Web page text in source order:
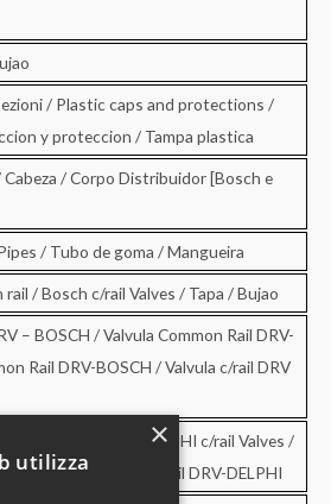
/ Plastic caps and protections /
y proteccion / Tampa plastica
/ Corpo Distribuidor [Bosch e
/ Tubo de goma / Mangueira
/ Bosch c/rail Valves / Tapa / Bujao
– BOSCH / Valvula Common Rail DRV-
Rail DRV-BOSCH / Valvula c/rail DRV
– DELPHI / DRV-DELPHI c/rail Valves /
DELPHI / Valvula c/rail DRV-DELPHI
×
utilizza